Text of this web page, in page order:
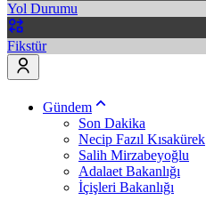
Yol Durumu
Fikstür
Gündem
Son Dakika
Necip Fazıl Kısakürek
Salih Mirzabeyoğlu
Adalaet Bakanlığı
İçişleri Bakanlığı